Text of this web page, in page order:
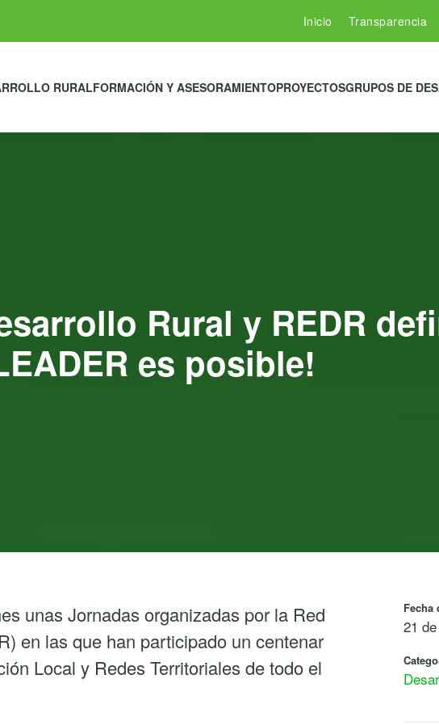
Inicio Transparencia
RURALFORMACIÓN Y ASESORAMIENTOPROYECTOSGRUPOS DE
Rural y REDR
es posible!
unas Jornadas organizadas por la Red
en las que han participado un centenar
Local y Redes Territoriales de todo el
Fecha
21